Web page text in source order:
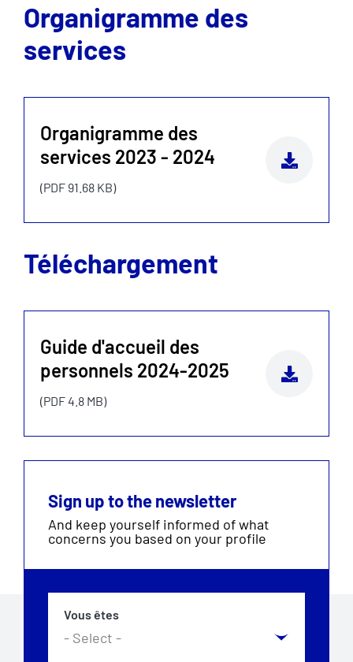
Organigramme des
services
Organigramme des
services 2023 - 2024
(PDF 91.68 KB)
Téléchargement
Guide d'accueil des
personnels 2024-2025
(PDF 4.8 MB)
Sign up to the newsletter
And keep yourself informed of what
concerns you based on your profile
Vous êtes